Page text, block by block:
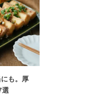
も。厚
選